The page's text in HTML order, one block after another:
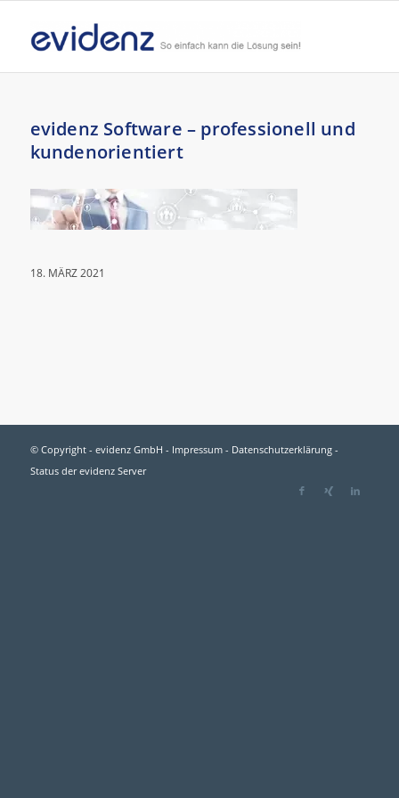
evidenz Software – professionell und
kundenorientiert
18. MÄRZ 2021
© Copyright - evidenz GmbH - Impressum- Datenschutzerklärung-
Status der evidenz Server